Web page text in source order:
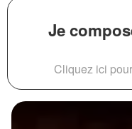
Je
Cliquez ici